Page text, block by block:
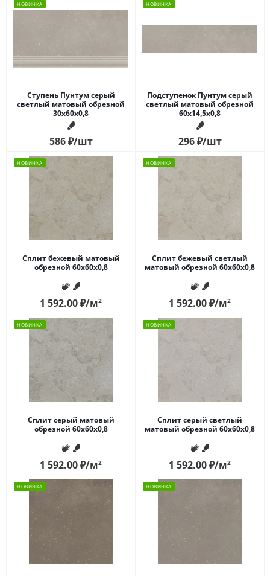
НОВИНКА
Ступень Пунтум серый
светлый матовый обрезной
30x60x0,8
586₽/шт
НОВИНКА
Подступенок Пунтум серый
светлый матовый обрезной
60x14,5x0,8
296₽/шт
НОВИНКА
Сплит бежевый матовый
обрезной 60x60x0,8
1 592.00₽/м2
НОВИНКА
Сплит бежевый светлый
матовый обрезной 60x60x0,8
1 592.00₽/м2
НОВИНКА
Сплит серый матовый
обрезной 60x60x0,8
1 592.00₽/м2
НОВИНКА
Сплит серый светлый
матовый обрезной 60x60x0,8
1 592.00₽/м2
НОВИНКА НОВИНКА